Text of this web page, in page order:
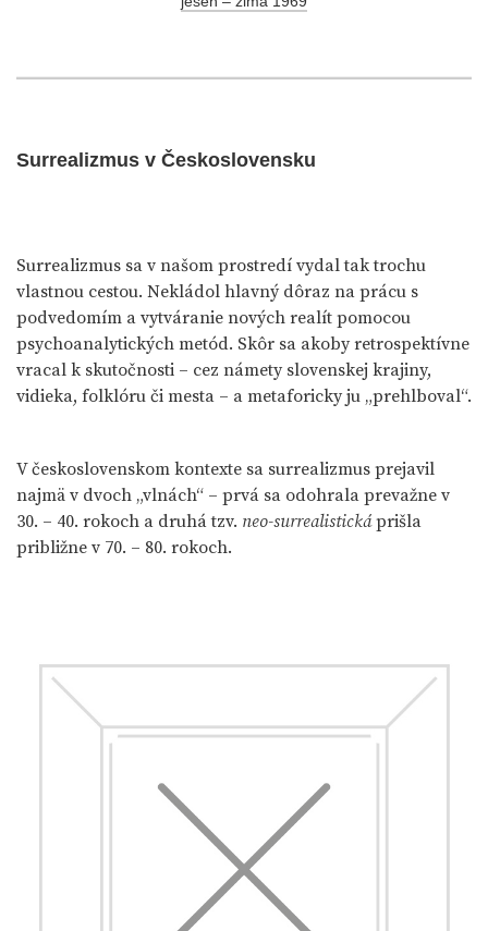
Surrealizmus v Československu
Surrealizmus sa v našom prostredí vydal tak trochu
vlastnou cestou. Nekládol hlavný dôraz na prácu s
podvedomím a vytváranie nových realít pomocou
psychoanalytických metód. Skôr sa akoby retrospektívne
vracal k skutočnosti – cez námety slovenskej krajiny,
vidieka, folklóru či mesta – a metaforicky ju „prehlboval“.
V československom kontexte sa surrealizmus prejavil
najmä v dvoch „vlnách“ – prvá sa odohrala prevažne v
30. – 40. rokoch a druhá tzv. neo-surrealistickáprišla
približne v 70. – 80. rokoch.